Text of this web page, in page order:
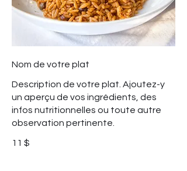
Nom de votre plat
Description de votre plat. Ajoutez-y
un aperçu de vos ingrédients, des
infos nutritionnelles ou toute autre
observation pertinente.
11 $